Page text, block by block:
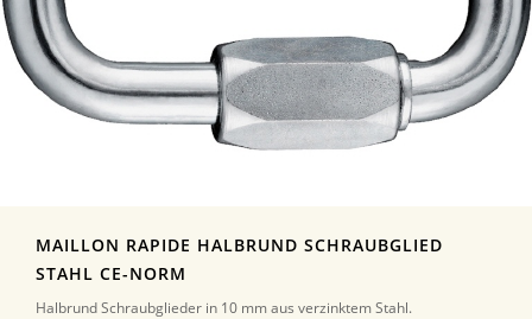
MAILLON RAPIDE HALBRUND SCHRAUBGLIED
STAHL CE-NORM
Halbrund Schraubglieder in 10 mm aus verzinktem Stahl.